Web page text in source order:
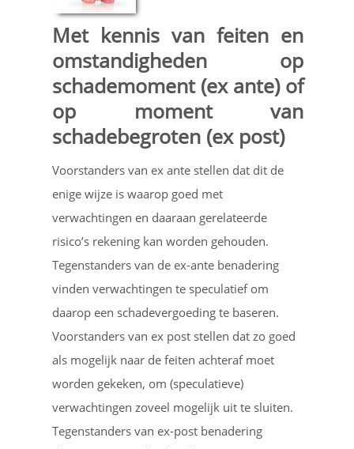
Met kennis van feiten en
omstandigheden op
schademoment (ex ante) of
op moment van
schadebegroten (ex post)
Voorstanders van ex ante stellen dat dit de
enige wijze is waarop goed met
verwachtingen en daaraan gerelateerde
risico’s rekening kan worden gehouden.
Tegenstanders van de ex-ante benadering
vinden verwachtingen te speculatief om
daarop een schadevergoeding te baseren.
Voorstanders van ex post stellen dat zo goed
als mogelijk naar de feiten achteraf moet
worden gekeken, om (speculatieve)
verwachtingen zoveel mogelijk uit te sluiten.
Tegenstanders van ex-post benadering